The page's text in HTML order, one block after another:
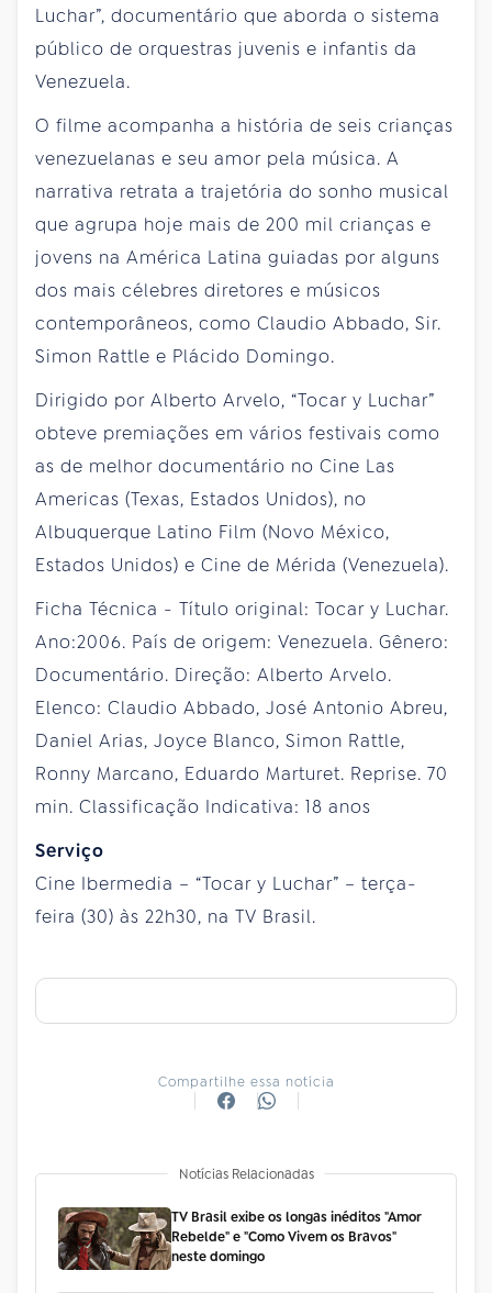
Luchar”, documentário que aborda o sistema
público de orquestras juvenis e infantis da
Venezuela.
O filme acompanha a história de seis crianças
venezuelanas e seu amor pela música. A
narrativa retrata a trajetória do sonho musical
que agrupa hoje mais de 200 mil crianças e
jovens na América Latina guiadas por alguns
dos mais célebres diretores e músicos
contemporâneos, como Claudio Abbado, Sir.
Simon Rattle e Plácido Domingo.
Dirigido por Alberto Arvelo, “Tocar y Luchar”
obteve premiações em vários festivais como
as de melhor documentário no Cine Las
Americas (Texas, Estados Unidos), no
Albuquerque Latino Film (Novo México,
Estados Unidos) e Cine de Mérida (Venezuela).
Ficha Técnica - Título original: Tocar y Luchar.
Ano:2006. País de origem: Venezuela. Gênero:
Documentário. Direção: Alberto Arvelo.
Elenco: Claudio Abbado, José Antonio Abreu,
Daniel Arias, Joyce Blanco, Simon Rattle,
Ronny Marcano, Eduardo Marturet. Reprise. 70
min. Classificação Indicativa: 18 anos
Serviço
Cine Ibermedia – “Tocar y Luchar” – terça-
feira (30) às 22h30, na TV Brasil.
Compartilhe essa notícia
Notícias Relacionadas
TV Brasil exibe os longas inéditos "Amor
Rebelde" e "Como Vivem os Bravos"
neste domingo